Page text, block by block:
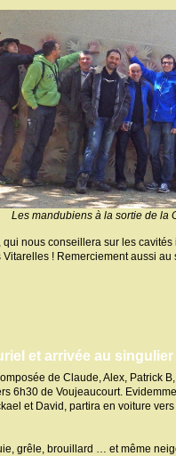
Les mandubiens à la sortie de la
nous conseillera sur les
! Remerciement aussi
et arrivée au singulier
de Claude, Alex, Patrick
6h30 de Voujeaucourt.
et David, partira en voiture
grêle, brouillard … et même